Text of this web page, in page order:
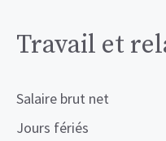
Travail et
Salaire brut net
Jours fériés